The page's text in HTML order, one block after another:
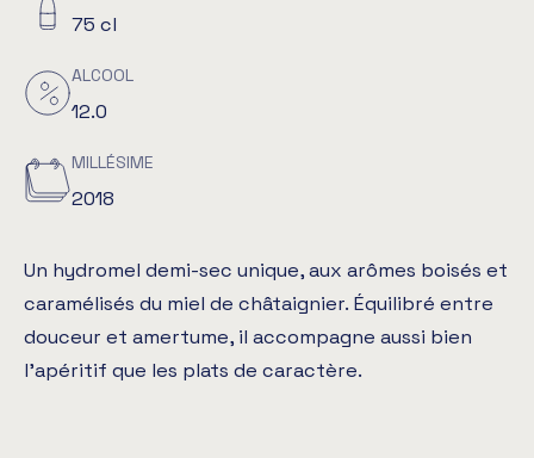
75 cl
ALCOOL
12.0
MILLÉSIME
2018
Un hydromel demi-sec unique, aux arômes boisés et
caramélisés du miel de châtaignier. Équilibré entre
douceur et amertume, il accompagne aussi bien
l’apéritif que les plats de caractère.